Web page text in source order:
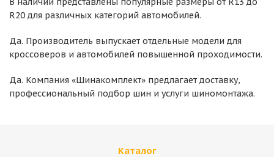
R20 для различных категорий автомобилей.
Да. Производитель выпускает отдельные модели для
кроссоверов и автомобилей повышенной проходимости.
Да. Компания «Шинакомплект» предлагает доставку,
профессиональный подбор шин и услуги шиномонтажа.
Каталог